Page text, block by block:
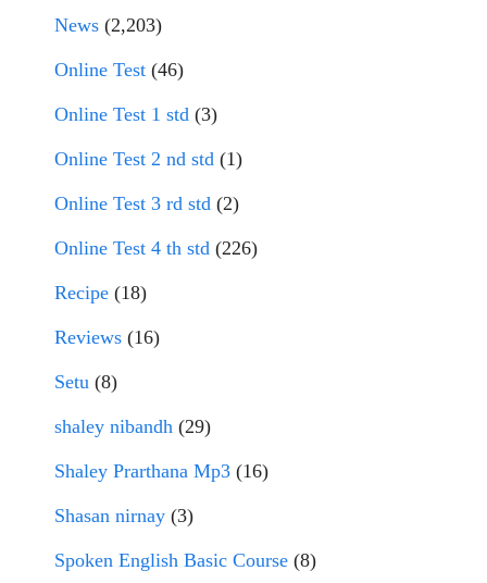
News (2,203)
Online Test (46)
Online Test 1 std (3)
Online Test 2 nd std (1)
Online Test 3 rd std (2)
Online Test 4 th std (226)
Recipe (18)
Reviews (16)
Setu (8)
shaley nibandh (29)
Shaley Prarthana Mp3 (16)
Shasan nirnay (3)
Spoken English Basic Course (8)